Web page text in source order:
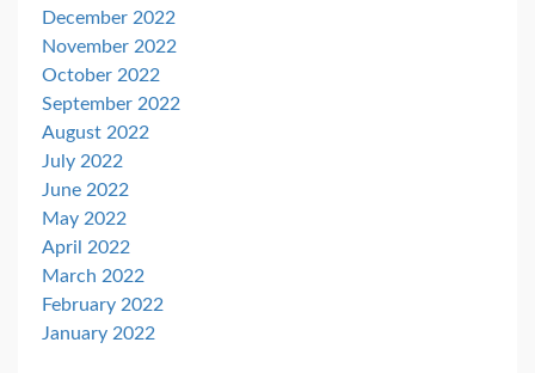
December 2022
November 2022
October 2022
September 2022
August 2022
July 2022
June 2022
May 2022
April 2022
March 2022
February 2022
January 2022